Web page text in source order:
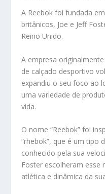
A Reebok foi fundada
britânicos, Joe e Jeff
Reino Unido.
A empresa
de calçado desportivo
expandiu o seu foco ao
uma variedade de
vida.
O nome “Reebok” foi
“rhebok”, que é um tipo
conhecido pela sua
Foster escolheram esse
atlética e dinâmica da